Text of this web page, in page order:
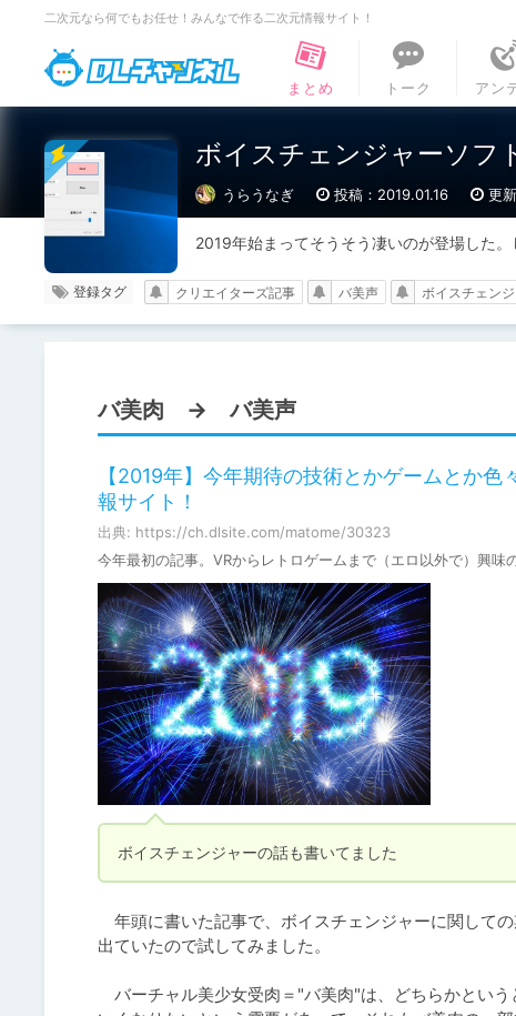
二次元なら何でもお任せ！みんなで作る二次元情報サイト！
DLチャンネル
まとめ
トーク アン
ボイスチェンジャーソフ
うらうなぎ 投稿：2019.01.16 更
2019年始まってそうそう凄いのが登場した
登録タグ クリエイターズ記事 バ美声 ボイスチェン
バ美肉 → バ美声
【2019年】今年期待の技術とかゲームとか
報サイト！
出典: https://ch.dlsite.com/matome/30323
今年最初の記事。VRからレトロゲームまで（エロ以外で）興味
ボイスチェンジャーの話も書いてました
年頭に書いた記事で、ボイスチェンジャーに関して
出ていたので試してみました。
バーチャル美少女受肉＝"バ美肉"は、どちらかとい